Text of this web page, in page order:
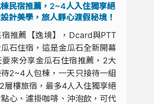
棟民宿推薦，2~4人入住獨享絕
計美學，旅人靜心渡假秘境！
推薦【逸境】，Dcard與PTT
石住宿，這是金瓜石全新開幕
來分享金瓜石住宿推薦，2大
2~4人包棟，一天只接待一組
層樓旅宿，最多4人入住獨享絕
心、濾掛咖啡、沖泡飲，可代